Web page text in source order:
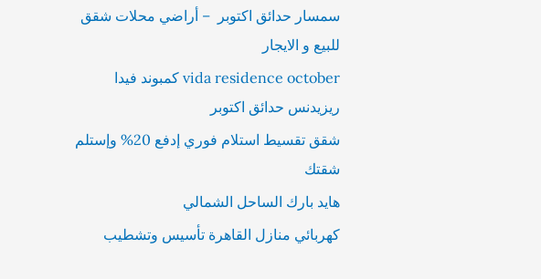
سمسار حدائق اكتوبر – أراضي محلات شقق
للبيع و الايجار
vida residence october كمبوند فيدا
ريزيدنس حدائق اكتوبر
شقق تقسيط استلام فوري إدفع 20% وإستلم
شقتك
هايد بارك الساحل الشمالي
كهربائي منازل القاهرة تأسيس وتشطيب